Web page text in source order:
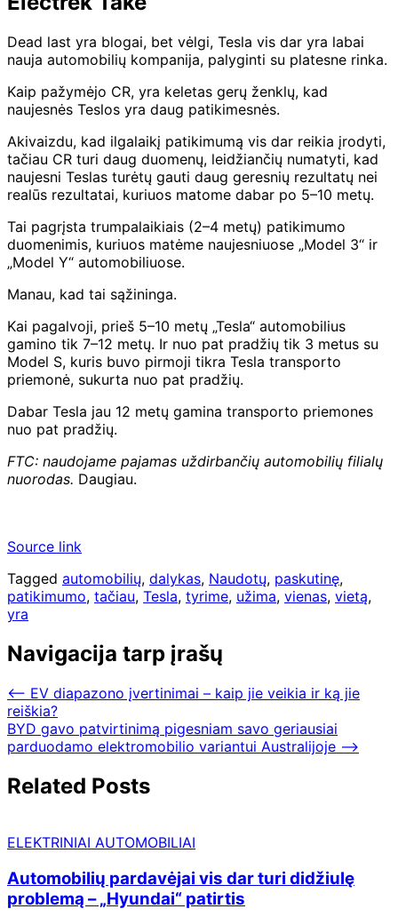
Dead last yra blogai, bet vėlgi, Tesla vis dar yra labai
nauja automobilių kompanija, palyginti su platesne rinka.
Kaip pažymėjo CR, yra keletas gerų ženklų, kad
naujesnės Teslos yra daug patikimesnės.
Akivaizdu, kad ilgalaikį patikimumą vis dar reikia įrodyti,
tačiau CR turi daug duomenų, leidžiančių numatyti, kad
naujesni Teslas turėtų gauti daug geresnių rezultatų nei
realūs rezultatai, kuriuos matome dabar po 5–10 metų.
Tai pagrįsta trumpalaikiais (2–4 metų) patikimumo
duomenimis, kuriuos matėme naujesniuose „Model 3“ ir
„Model Y“ automobiliuose.
Manau, kad tai sąžininga.
Kai pagalvoji, prieš 5–10 metų „Tesla“ automobilius
gamino tik 7–12 metų. Ir nuo pat pradžių tik 3 metus su
Model S, kuris buvo pirmoji tikra Tesla transporto
priemonė, sukurta nuo pat pradžių.
Dabar Tesla jau 12 metų gamina transporto priemones
nuo pat pradžių.
FTC: naudojame pajamas uždirbančių automobilių filialų
nuorodas. Daugiau.
Source link
Tagged automobilių, dalykas, Naudotų, paskutinę,
patikimumo, tačiau, Tesla, tyrime, užima, vienas, vietą,
yra
Navigacija tarp įrašų
⟵ EV diapazono įvertinimai – kaip jie veikia ir ką jie
reiškia?
BYD gavo patvirtinimą pigesniam savo geriausiai
parduodamo elektromobilio variantui Australijoje ⟶
Related Posts
ELEKTRINIAI AUTOMOBILIAI
Automobilių pardavėjai vis dar turi didžiulę
problemą – „Hyundai“ patirtis